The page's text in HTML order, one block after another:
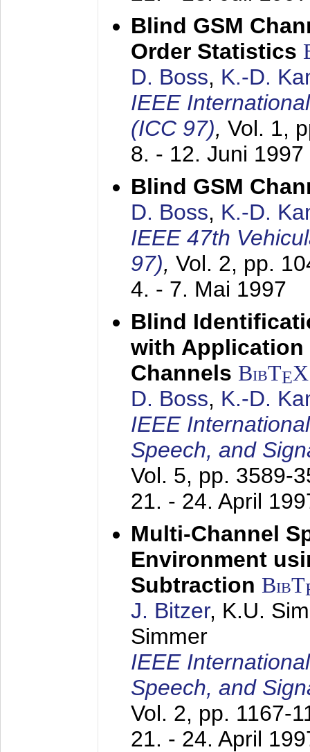
Blind GSM
Order Statistics
D. Boss, K.-D.
IEEE
(ICC 97), Vol. 1,
8. - 12. Juni 1997
Blind GSM
D. Boss, K.-D.
IEEE 47th
97), Vol. 2, pp.
4. - 7. Mai 1997
Blind
with Application
Channels BibTEX
D. Boss, K.-D.
IEEE
Speech, and
Vol. 5, pp. 3589-
21. - 24. April
Multi-Channel
Environment
Subtraction BibT
J. Bitzer, K.U.
Simmer
IEEE
Speech, and
Vol. 2, pp. 1167-
21. - 24. April